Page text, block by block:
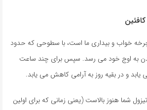
چرخه خواب و بیداری ما است، با سطوحی که حدود
شدن به اوج خود می رسد. سپس برای چند ساعت
و در بقیه روز به آرامی کاهش می یابد.
شما هنوز بالاست (یعنی زمانی که برای اولین